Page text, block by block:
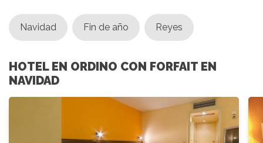
Navidad Fin de año Reyes
HOTEL EN ORDINO CON FORFAIT EN
NAVIDAD